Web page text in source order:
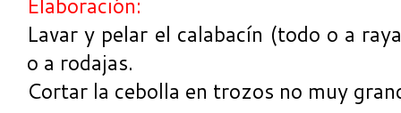
Lavar y pelar el calabacín (todo o a
o a rodajas.
Cortar la cebolla en trozos no muy